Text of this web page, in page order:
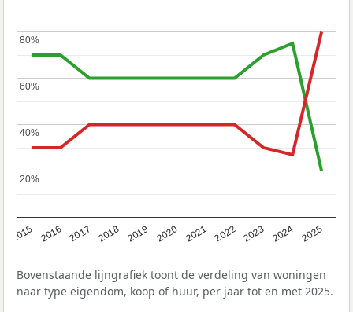
2015 2016 2017 2018 2019 2020 2021 2022 2023 2024 2025
20%
20%
40%
40%
60%
60%
80%
80%
Bovenstaande lijngrafiek toont de verdeling van woningen
naar type eigendom, koop of huur, per jaar tot en met 2025.